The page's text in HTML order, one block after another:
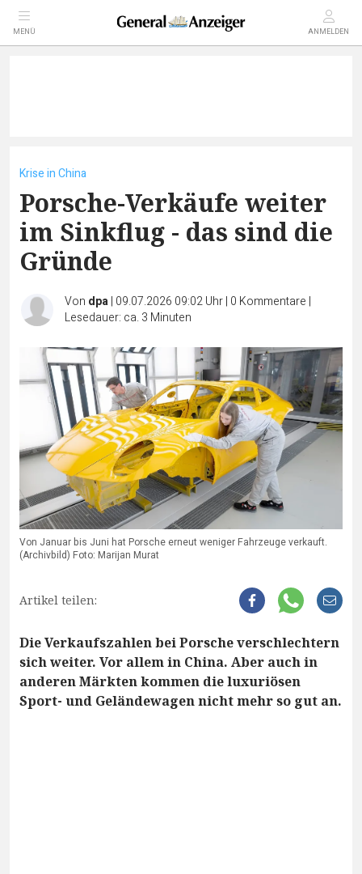
MENÜ ANMELDEN
Krise in China
Porsche-Verkäufe weiter
im Sinkflug - das sind die
Gründe
Von dpa| 09.07.2026 09:02 Uhr| 0 Kommentare |
Lesedauer: ca. 3 Minuten
Von Januar bis Juni hat Porsche erneut weniger Fahrzeuge verkauft.
(Archivbild) Foto: Marijan Murat
Artikel teilen:
Die Verkaufszahlen bei Porsche verschlechtern
sich weiter. Vor allem in China. Aber auch in
anderen Märkten kommen die luxuriösen
Sport- und Geländewagen nicht mehr so gut an.